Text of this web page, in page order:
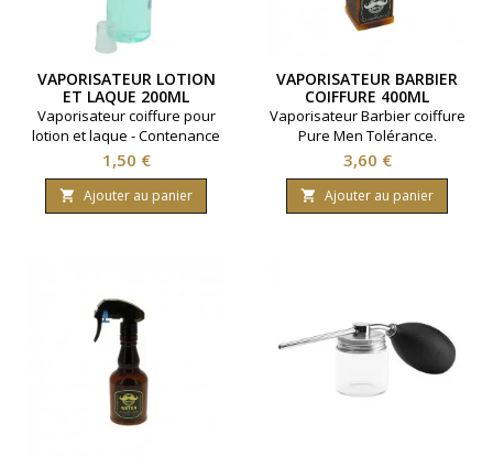
VAPORISATEUR LOTION
ET LAQUE 200ML
Vaporisateur coiffure pour
lotion et laque - Contenance
200ml.
Prix
1,50 €
 Ajouter au panier
VAPORISATEUR BARBIER
COIFFURE 400ML
Vaporisateur Barbier coiffure
Pure Men Tolérance.
Contenance 400 ml
Prix
3,60 €
 Ajouter au panier